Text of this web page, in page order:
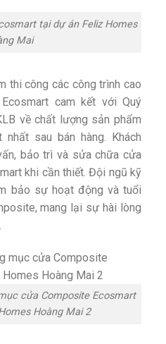
tại dự án Feliz Homes
Mai
thi công các công trình cao
cam kết với Quý
về chất lượng sản phẩm
sau bán hàng. Khách
bảo trì và sửa chữa cửa
khi cần thiết. Đội ngũ kỹ
bảo sự hoạt động và tuổi
mang lại sự hài lòng
cửa Composite Ecosmart
Hoàng Mai 2